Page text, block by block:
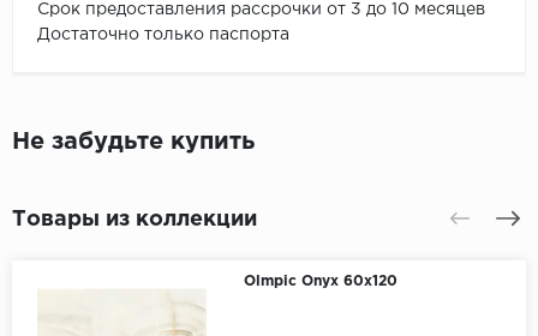
Срок предоставления рассрочки от 3 до 10 месяцев
Достаточно только паспорта
Не забудьте купить
Товары из коллекции
Olmpic Onyx 60х120